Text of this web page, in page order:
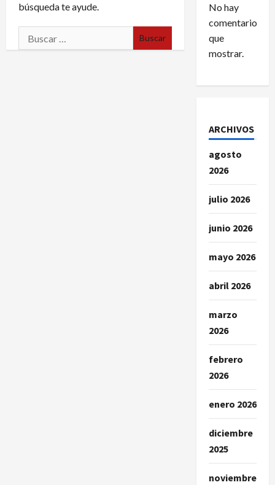
búsqueda te ayude.
Buscar:
No hay
comentarios
que
mostrar.
ARCHIVOS
agosto
2026
julio 2026
junio 2026
mayo 2026
abril 2026
marzo
2026
febrero
2026
enero 2026
diciembre
2025
noviembre